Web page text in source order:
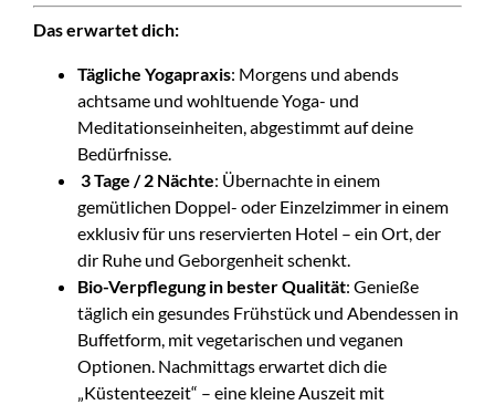
Das erwartet dich:
Tägliche Yogapraxis: Morgens und abends
achtsame und wohltuende Yoga- und
Meditationseinheiten, abgestimmt auf deine
Bedürfnisse.
3 Tage / 2 Nächte: Übernachte in einem
gemütlichen Doppel- oder Einzelzimmer in einem
exklusiv für uns reservierten Hotel – ein Ort, der
dir Ruhe und Geborgenheit schenkt.
Bio-Verpflegung in bester Qualität: Genieße
täglich ein gesundes Frühstück und Abendessen in
Buffetform, mit vegetarischen und veganen
Optionen. Nachmittags erwartet dich die
„Küstenteezeit“ – eine kleine Auszeit mit